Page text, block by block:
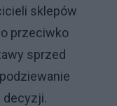
sklepów
przeciwko
sprzed
decyzji.